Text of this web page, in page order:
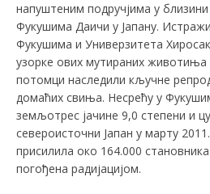
напуштеним подручјима у
Фукушима Даичи у Јапану.
Фукушима и Универзитета
узорке ових мутираних животиња
потомци наследили кључне
домаћих свиња. Несрећу у
земљотрес јачине 9,0 степени и
североисточни Јапан у марту
присилила око 164.000
погођена радијацијом.